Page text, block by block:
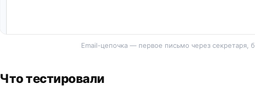
Email-цепочка — первое письмо через секретаря,
Что тестировали